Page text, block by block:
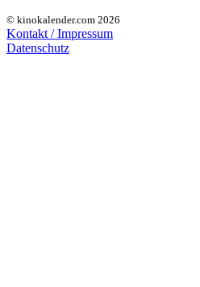
© kinokalender.com 2026
Kontakt / Impressum
Datenschutz